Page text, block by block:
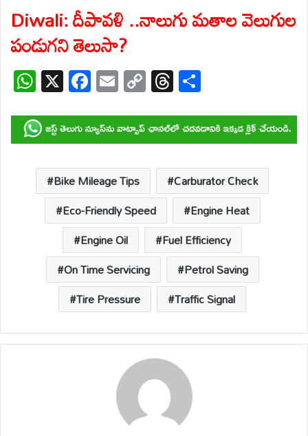
Diwali: దీపావళి ..నాలుగు మతాల వెలుగుల
పండుగని తెలుసా?
W
h
at
s
A
p
p
X F
ac
e
b
o
o
k
E
m
ail
C
o
p
y
Li
n
k
T
hr
e
a
d
s
ar
e
Bike Mileage Tips
Carburator Check
Eco-Friendly Speed
Engine Heat
Engine Oil
Fuel Efficiency
On Time Servicing
Petrol Saving
Tire Pressure
Traffic Signal